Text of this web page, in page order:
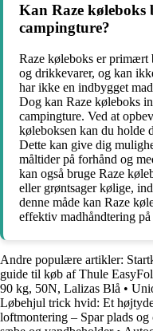
Kan Raze
campingture?
Raze køleboks er primært
og drikkevarer, og kan
har ikke en indbygget
Dog kan Raze køleboks
campingture. Ved at
køleboksen kan du holde
Dette kan give dig
måltider på forhånd og
kan også bruge Raze
eller grøntsager kølige,
denne måde kan Raze
effektiv madhåndtering
Andre populære artikler:
guide til køb af Thule
90 kg, 50N, Lalizas Blå •
Løbehjul trick hvid: Et
loftmontering – Spar plads